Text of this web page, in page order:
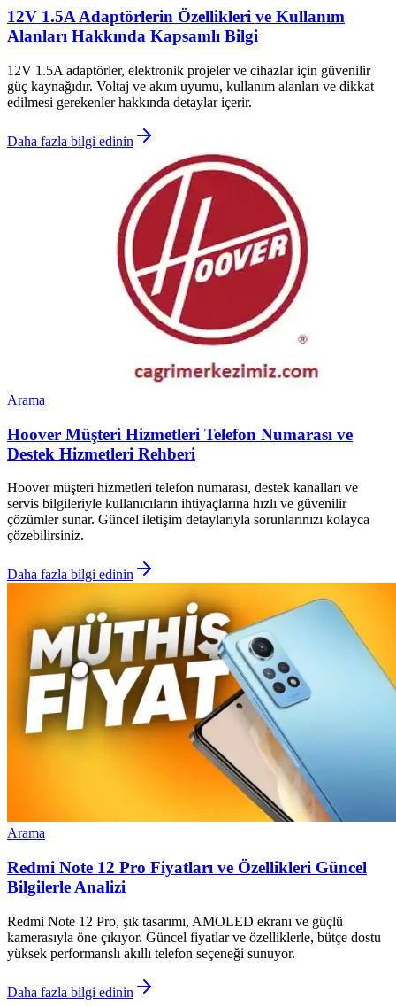
12V 1.5A Adaptörlerin Özellikleri ve Kullanım
Alanları Hakkında Kapsamlı Bilgi
12V 1.5A adaptörler, elektronik projeler ve cihazlar için güvenilir
güç kaynağıdır. Voltaj ve akım uyumu, kullanım alanları ve dikkat
edilmesi gerekenler hakkında detaylar içerir.
Daha fazla bilgi edinin
Arama
Hoover Müşteri Hizmetleri Telefon Numarası ve
Destek Hizmetleri Rehberi
Hoover müşteri hizmetleri telefon numarası, destek kanalları ve
servis bilgileriyle kullanıcıların ihtiyaçlarına hızlı ve güvenilir
çözümler sunar. Güncel iletişim detaylarıyla sorunlarınızı kolayca
çözebilirsiniz.
Daha fazla bilgi edinin
Arama
Redmi Note 12 Pro Fiyatları ve Özellikleri Güncel
Bilgilerle Analizi
Redmi Note 12 Pro, şık tasarımı, AMOLED ekranı ve güçlü
kamerasıyla öne çıkıyor. Güncel fiyatlar ve özelliklerle, bütçe dostu
yüksek performanslı akıllı telefon seçeneği sunuyor.
Daha fazla bilgi edinin